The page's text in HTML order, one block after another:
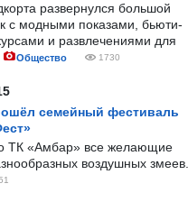
развернулся большой
с модными показами, бьюти-
и развлечениями для
Общество 1730
семейный фестиваль
ТК «Амбар» все желающие
воздушных змеев.